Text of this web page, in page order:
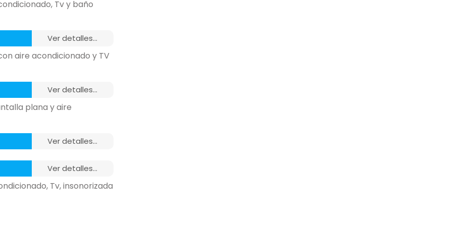
vez de baño).
vez de baño).
vez de baño).
Tv y baño
armario,
ver detalles...
aire acondicionado y TV
ver detalles...
plana y aire
ver detalles...
ver detalles...
Tv, insonorizada